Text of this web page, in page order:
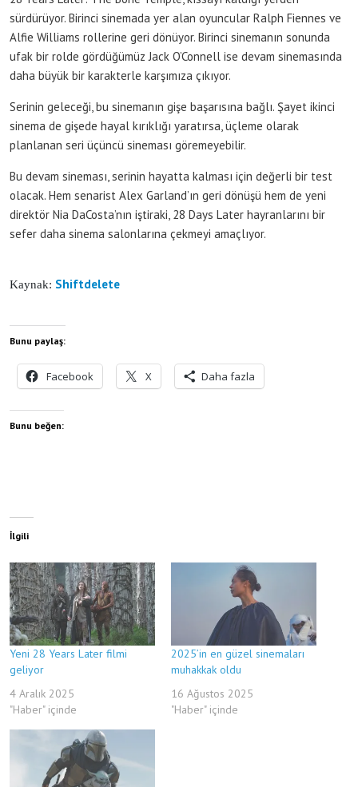
sürdürüyor. Birinci sinemada yer alan oyuncular Ralph Fiennes ve
Alfie Williams rollerine geri dönüyor. Birinci sinemanın sonunda
ufak bir rolde gördüğümüz Jack O’Connell ise devam sinemasında
daha büyük bir karakterle karşımıza çıkıyor.
Serinin geleceği, bu sinemanın gişe başarısına bağlı. Şayet ikinci
sinema de gişede hayal kırıklığı yaratırsa, üçleme olarak
planlanan seri üçüncü sineması göremeyebilir.
Bu devam sineması, serinin hayatta kalması için değerli bir test
olacak. Hem senarist Alex Garland’ın geri dönüşü hem de yeni
direktör Nia DaCosta’nın iştiraki, 28 Days Later hayranlarını bir
sefer daha sinema salonlarına çekmeyi amaçlıyor.
Kaynak: Shiftdelete
Bunu paylaş:
Facebook X Daha fazla
Bunu beğen:
İlgili
Yeni 28 Years Later filmi
geliyor
4 Aralık 2025
"Haber" içinde
2025’in en güzel sinemaları
muhakkak oldu
16 Ağustos 2025
"Haber" içinde